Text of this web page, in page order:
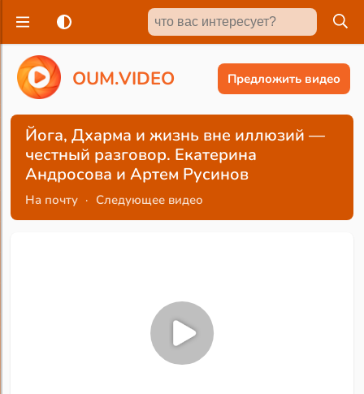
OUM.VIDEO Предложить видео
Йога, Дхарма и жизнь вне иллюзий —
честный разговор. Екатерина
Андросова и Артем Русинов
На почту · Следующее видео